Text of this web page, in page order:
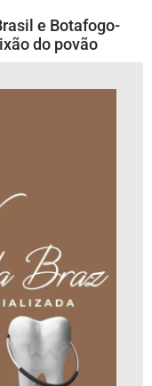
e Botafogo-
do povão